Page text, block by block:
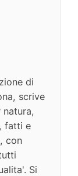
di
scrive
fatti e
con
Si